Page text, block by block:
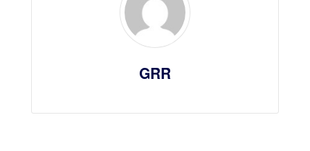
GRR